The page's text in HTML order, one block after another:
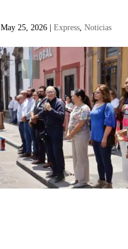
May 25, 2026| Express, Noticias